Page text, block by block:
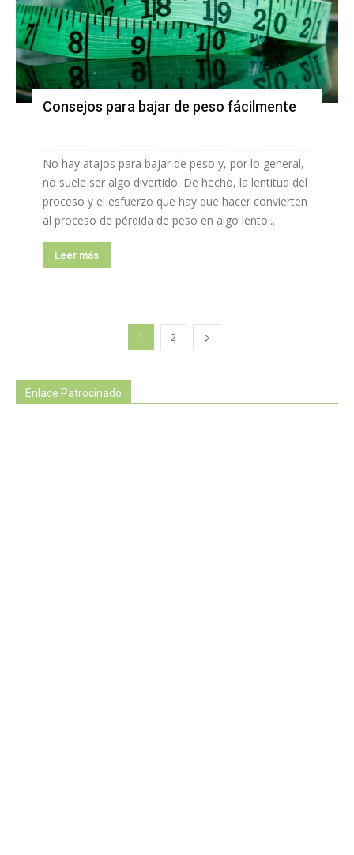
Consejos para bajar de peso fácilmente
No hay atajos para bajar de peso y, por lo general,
no suele ser algo divertido. De hecho, la lentitud del
proceso y el esfuerzo que hay que hacer convierten
al proceso de pérdida de peso en algo lento...
Leer más
1 2
Enlace Patrocinado